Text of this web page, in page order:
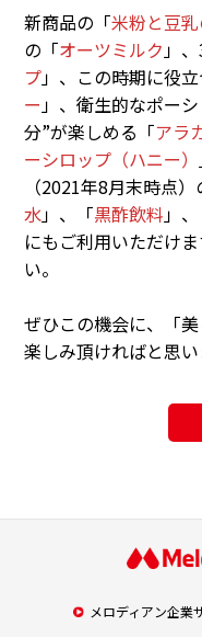
新商品の「米粉と豆
の「オーツミルク」
プ」、この時期に役
ー」、衛生的なポー
分”が楽しめる「アラ
ーシロップ（ハニー）
（2021年8月末時点
水」、「黒酢飲料」
にもご利用いただけ
い。
ぜひこの機会に、「
楽しみ頂ければと思い
メロディアン企業